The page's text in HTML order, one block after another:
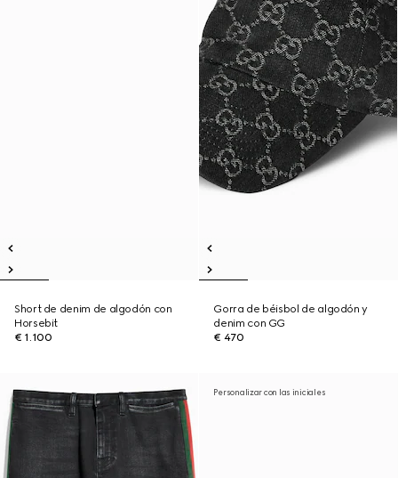
Short de denim de algodón con
Horsebit
€ 1.100
Gorra de béisbol de algodón y
denim con GG
€ 470
Personalizar con las iniciales